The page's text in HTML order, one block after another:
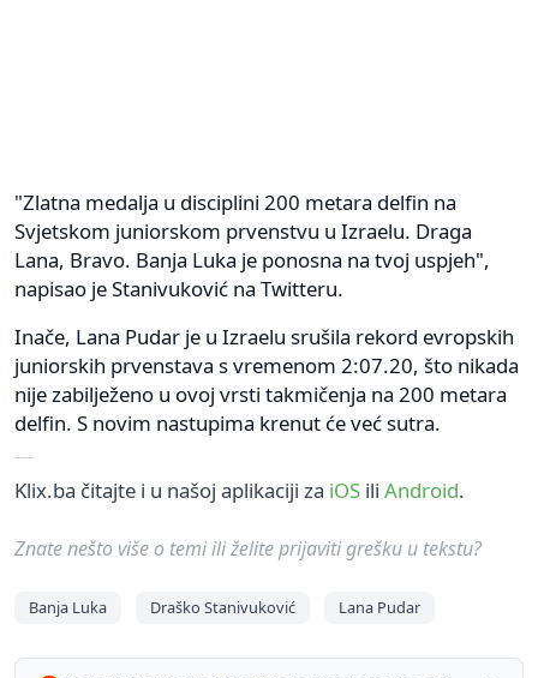
"Zlatna medalja u disciplini 200 metara delfin na
Svjetskom juniorskom prvenstvu u Izraelu. Draga
Lana, Bravo. Banja Luka je ponosna na tvoj uspjeh",
napisao je Stanivuković na Twitteru.
Inače, Lana Pudar je u Izraelu srušila rekord evropskih
juniorskih prvenstava s vremenom 2:07.20, što nikada
nije zabilježeno u ovoj vrsti takmičenja na 200 metara
delfin. S novim nastupima krenut će već sutra.
Klix.ba čitajte i u našoj aplikaciji za iOS ili Android.
Znate nešto više o temi ili želite prijaviti grešku u tekstu?
Banja Luka Draško Stanivuković Lana Pudar